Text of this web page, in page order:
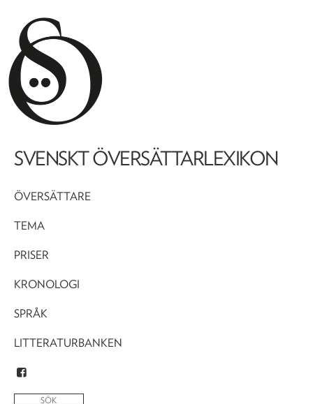
SVENSKT ÖVERSÄTTARLEXIKON
ÖVERSÄTTARE
TEMA
PRISER
KRONOLOGI
SPRÅK
LITTERATURBANKEN